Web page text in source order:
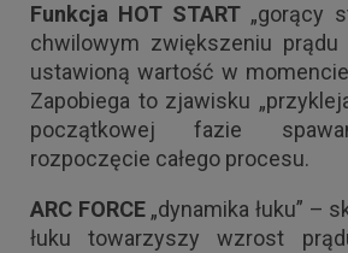
Funkcja HOT START „gorący
chwilowym zwiększeniu prądu
ustawioną wartość w
Zapobiega to zjawisku
początkowej fazie
rozpoczęcie całego procesu.
ARC FORCE„dynamika łuku” –
łuku towarzyszy wzrost